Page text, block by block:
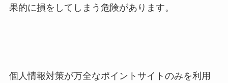
果的に損をしてしまう危険があります。
個人情報対策が万全なポイントサイトのみを利用